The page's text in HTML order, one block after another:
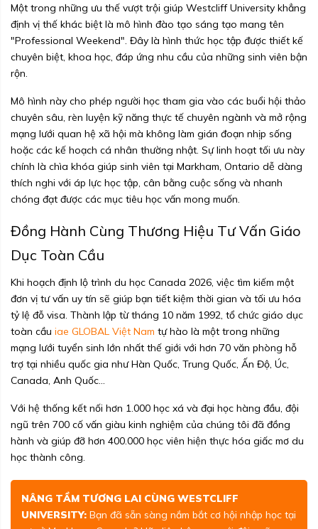
Một trong những ưu thế vượt trội giúp Westcliff University khẳng
định vị thế khác biệt là mô hình đào tạo sáng tạo mang tên
"Professional Weekend". Đây là hình thức học tập được thiết kế
chuyên biệt, khoa học, đáp ứng nhu cầu của những sinh viên bận
rộn.
Mô hình này cho phép người học tham gia vào các buổi hội thảo
chuyên sâu, rèn luyện kỹ năng thực tế chuyên ngành và mở rộng
mạng lưới quan hệ xã hội mà không làm gián đoạn nhịp sống
hoặc các kế hoạch cá nhân thường nhật. Sự linh hoạt tối ưu này
chính là chìa khóa giúp sinh viên tại Markham, Ontario dễ dàng
thích nghi với áp lực học tập, cân bằng cuộc sống và nhanh
chóng đạt được các mục tiêu học vấn mong muốn.
Đồng Hành Cùng Thương Hiệu Tư Vấn Giáo
Dục Toàn Cầu
Khi hoạch định lộ trình du học Canada 2026, việc tìm kiếm một
đơn vị tư vấn uy tín sẽ giúp bạn tiết kiệm thời gian và tối ưu hóa
tỷ lệ đỗ visa. Thành lập từ tháng 10 năm 1992, tổ chức giáo dục
toàn cầu iae GLOBAL Việt Nam tự hào là một trong những
mạng lưới tuyển sinh lớn nhất thế giới với hơn 70 văn phòng hỗ
trợ tại nhiều quốc gia như Hàn Quốc, Trung Quốc, Ấn Độ, Úc,
Canada, Anh Quốc...
Với hệ thống kết nối hơn 1.000 học xá và đại học hàng đầu, đội
ngũ trên 700 cố vấn giàu kinh nghiệm của chúng tôi đã đồng
hành và giúp đỡ hơn 400.000 học viên hiện thực hóa giấc mơ du
học thành công.
NÂNG TẦM TƯƠNG LAI CÙNG WESTCLIFF
UNIVERSITY: Bạn đã sẵn sàng nắm bắt cơ hội nhập học tại